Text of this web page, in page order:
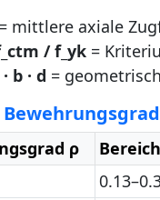
= mittlere axiale
/ f_yk=
b · d =
ρ